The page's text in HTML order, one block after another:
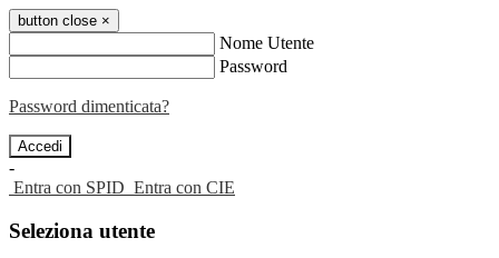
button close ×
Nome Utente
Password
Password dimenticata?
-
Entra con SPID Entra con CIE
Seleziona utente